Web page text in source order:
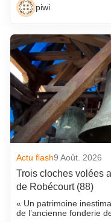
piwi
Actu flash9 Août. 2026
Trois cloches volées
de Robécourt (88)
« Un patrimoine
de l’ancienne fonderie